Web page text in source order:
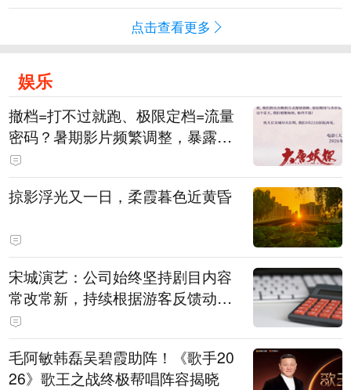
点击查看更多
娱乐
撤档=打不过就跑、极限定档=流量
密码？暑期影片频繁调整，暴露市
场痛点
掠影浮光又一日，柔霞暮色近黄昏
宋城演艺：公司始终坚持剧目内容
常改常新，持续根据游客反馈动态
优化节目配比
毛阿敏韩磊吴碧霞助阵！《歌手20
26》歌王之战终极帮唱阵容揭晓